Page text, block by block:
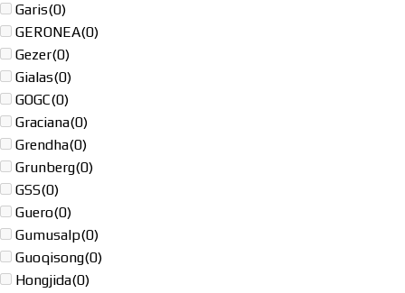
Garis(0)
GERONEA(0)
Gezer(0)
Gialas(0)
GOGC(0)
Graciana(0)
Grendha(0)
Grunberg(0)
GSS(0)
Guero(0)
Gumusalp(0)
Guoqisong(0)
Hongjida(0)